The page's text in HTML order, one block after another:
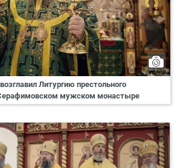
Литургию престольного
мужском монастыре